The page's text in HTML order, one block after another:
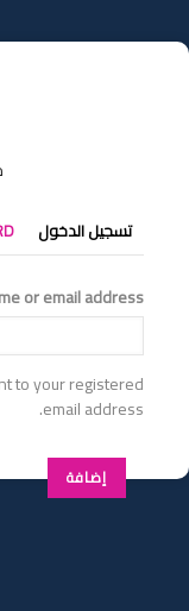
إلى
المحتوى
التبويبات
الأساسية
تسجيل الدخول
or email address
to your registered
email address.